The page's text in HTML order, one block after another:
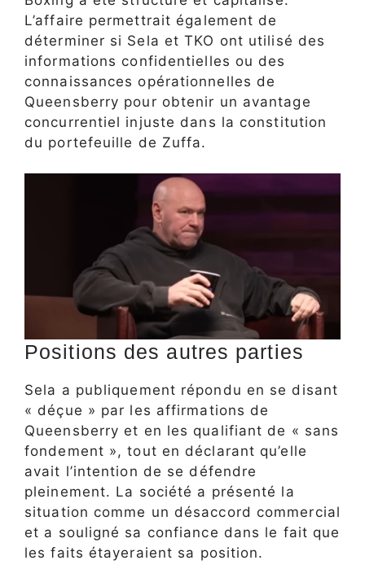
L’affaire permettrait également de
déterminer si Sela et TKO ont utilisé des
informations confidentielles ou des
connaissances opérationnelles de
Queensberry pour obtenir un avantage
concurrentiel injuste dans la constitution
du portefeuille de Zuffa.
Positions des autres parties
Sela a publiquement répondu en se disant
« déçue » par les affirmations de
Queensberry et en les qualifiant de « sans
fondement », tout en déclarant qu’elle
avait l’intention de se défendre
pleinement. La société a présenté la
situation comme un désaccord commercial
et a souligné sa confiance dans le fait que
les faits étayeraient sa position.​